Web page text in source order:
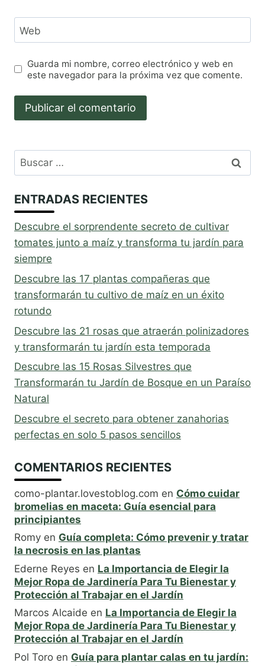
Web
Guarda mi nombre, correo electrónico y web en
este navegador para la próxima vez que comente.
Buscar:
ENTRADAS RECIENTES
Descubre el sorprendente secreto de cultivar
tomates junto a maíz y transforma tu jardín para
siempre
Descubre las 17 plantas compañeras que
transformarán tu cultivo de maíz en un éxito
rotundo
Descubre las 21 rosas que atraerán polinizadores
y transformarán tu jardín esta temporada
Descubre las 15 Rosas Silvestres que
Transformarán tu Jardín de Bosque en un Paraíso
Natural
Descubre el secreto para obtener zanahorias
perfectas en solo 5 pasos sencillos
COMENTARIOS RECIENTES
como-plantar.lovestoblog.com en Cómo cuidar
bromelias en maceta: Guía esencial para
principiantes
Romy en Guía completa: Cómo prevenir y tratar
la necrosis en las plantas
Ederne Reyes en La Importancia de Elegir la
Mejor Ropa de Jardinería Para Tu Bienestar y
Protección al Trabajar en el Jardín
Marcos Alcaide en La Importancia de Elegir la
Mejor Ropa de Jardinería Para Tu Bienestar y
Protección al Trabajar en el Jardín
Pol Toro en Guía para plantar calas en tu jardín: